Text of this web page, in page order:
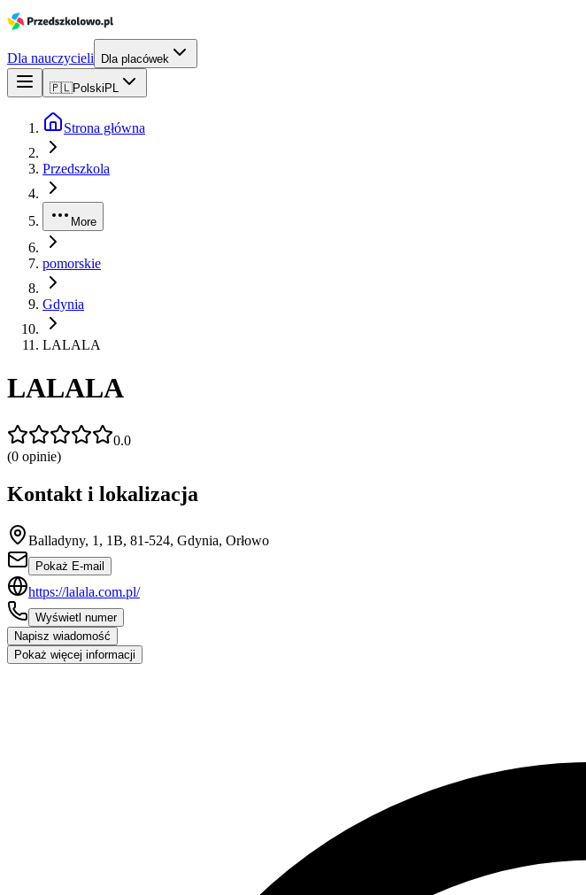
Dla nauczycieli Dla placówek
🇵🇱Polski PL
Strona główna
Przedszkola
More
pomorskie
Gdynia
LALALA
LALALA
0.0
(0 opinie)
Kontakt i lokalizacja
Balladyny, 1, 1B, 81-524, Gdynia, Orłowo
Pokaż E-mail
https://lalala.com.pl/
Wyświetl numer
Napisz wiadomość
Pokaż więcej informacji